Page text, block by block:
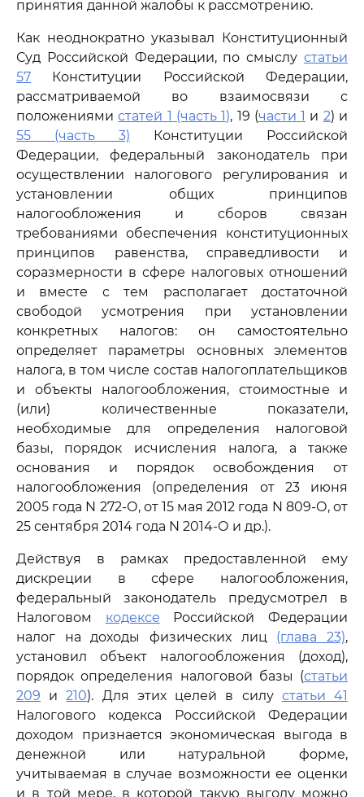
принятия данной жалобы к рассмотрению.
Как неоднократно указывал Конституционный
Суд Российской Федерации, по смыслу статьи
57 Конституции Российской Федерации,
рассматриваемой во взаимосвязи с
положениямистатей 1 (часть 1), 19 (части 1 и 2) и
55 (часть 3) Конституции Российской
Федерации, федеральный законодатель при
осуществлении налогового регулирования и
установлении общих принципов
налогообложения и сборов связан
требованиями обеспечения конституционных
принципов равенства, справедливости и
соразмерности в сфере налоговых отношений
и вместе с тем располагает достаточной
свободой усмотрения при установлении
конкретных налогов: он самостоятельно
определяет параметры основных элементов
налога, в том числе состав налогоплательщиков
и объекты налогообложения, стоимостные и
(или) количественные показатели,
необходимые для определения налоговой
базы, порядок исчисления налога, а также
основания и порядок освобождения от
налогообложения (определения от 23 июня
2005 года N 272-О, от 15 мая 2012 года N 809-О, от
25 сентября 2014 года N 2014-О и др.).
Действуя в рамках предоставленной ему
дискреции в сфере налогообложения,
федеральный законодатель предусмотрел в
Налоговом кодексе Российской Федерации
налог на доходы физических лиц (глава 23),
установил объект налогообложения (доход),
порядок определения налоговой базы (статьи
209 и210). Для этих целей в силу статьи 41
Налогового кодекса Российской Федерации
доходом признается экономическая выгода в
денежной или натуральной форме,
учитываемая в случае возможности ее оценки
и в той мере, в которой такую выгоду можно